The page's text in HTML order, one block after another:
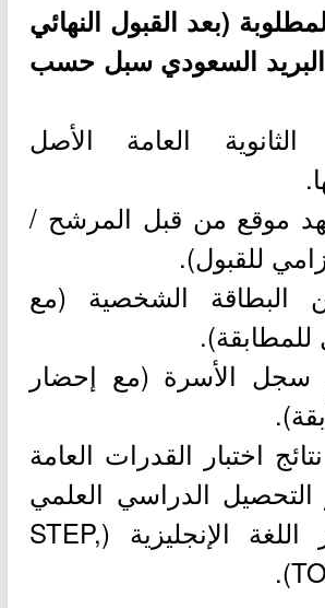
(بعد القبول النهائي
السعودي سبل حسب
العامة الأصل
موقع من قبل المرشح /
للقبول).
الشخصية (مع
الأسرة (مع إحضار
اختبار القدرات العامة
التحصيل الدراسي العلمي
ونتائج اختبار اللغة الإنجليزية (STEP,